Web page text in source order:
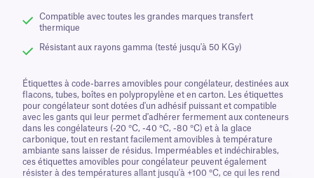
Compatible avec toutes les grandes marques transfert
thermique
Résistant aux rayons gamma (testé jusqu'à 50 KGy)
Étiquettes à code-barres amovibles pour congélateur, destinées aux
flacons, tubes, boîtes en polypropylène et en carton. Les étiquettes
pour congélateur sont dotées d'un adhésif puissant et compatible
avec les gants qui leur permet d'adhérer fermement aux conteneurs
dans les congélateurs (-20 °C, -40 °C, -80 °C) et à la glace
carbonique, tout en restant facilement amovibles à température
ambiante sans laisser de résidus. Imperméables et indéchirables,
ces étiquettes amovibles pour congélateur peuvent également
résister à des températures allant jusqu'à +100 °C, ce qui les rend